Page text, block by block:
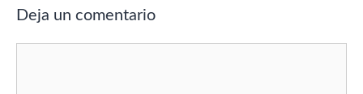
…
Deja un comentario